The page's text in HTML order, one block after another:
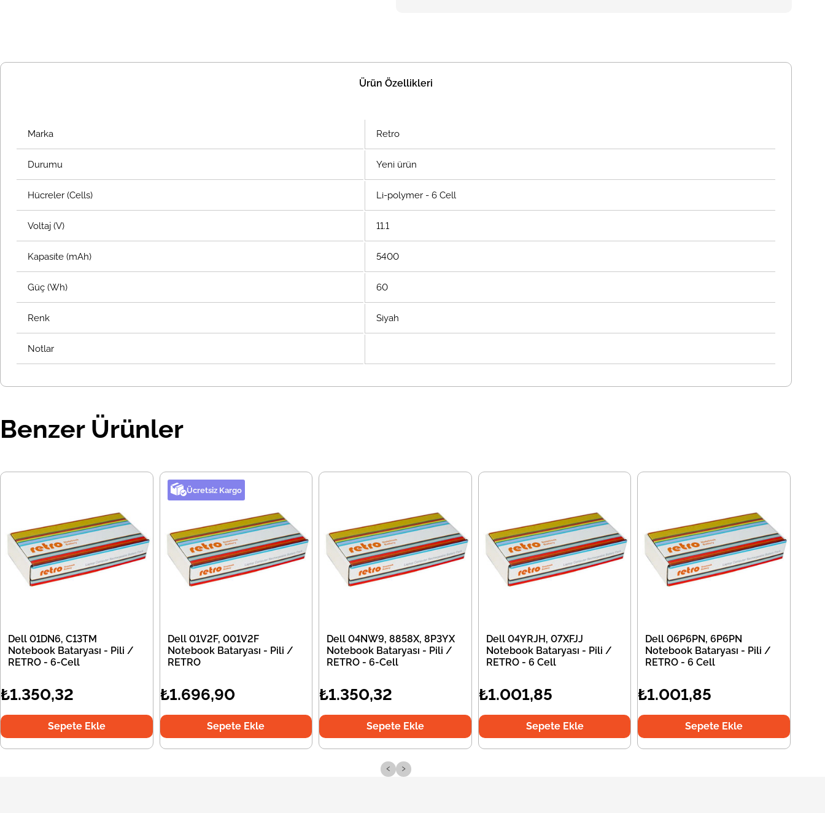
Ürün Özellikleri
Marka Retro
Durumu Yeni ürün
Hücreler (Cells) Li-polymer - 6 Cell
Voltaj (V) 11.1
Kapasite (mAh) 5400
Güç (Wh) 60
Renk Siyah
Notlar
Benzer Ürünler
Dell 01DN6, C13TM
Notebook Bataryası - Pili /
RETRO - 6-Cell
₺1.350,32
Sepete Ekle
Ücretsiz Kargo
Dell 01V2F, 001V2F
Notebook Bataryası - Pili /
RETRO
₺1.696,90
Sepete Ekle
Dell 04NW9, 8858X, 8P3YX
Notebook Bataryası - Pili /
RETRO - 6-Cell
₺1.350,32
Sepete Ekle
Dell 04YRJH, 07XFJJ
Notebook Bataryası - Pili /
RETRO - 6 Cell
₺1.001,85
Sepete Ekle
Dell 06P6PN, 6P6PN
Notebook Bataryası - Pili /
RETRO - 6 Cell
₺1.001,85
Sepete Ekle
‹ ›